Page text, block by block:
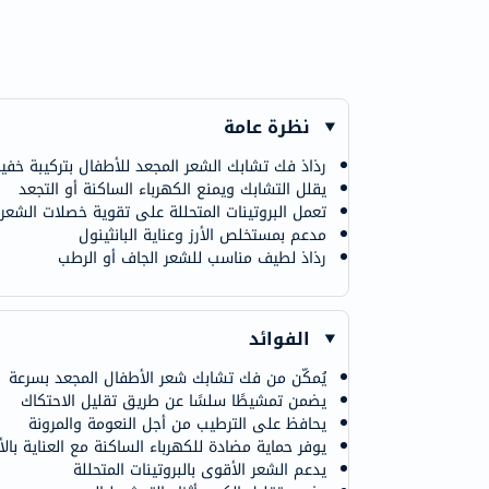
نظرة عامة
رذاذ فك تشابك الشعر المجعد للأطفال بتركيبة
يقلل التشابك ويمنع الكهرباء الساكنة أو التجعد
تعمل البروتينات المتحللة على تقوية خصلات
مدعم بمستخلص الأرز وعناية البانثينول
رذاذ لطيف مناسب للشعر الجاف أو الرطب
الفوائد
يُمكّن من فك تشابك شعر الأطفال المجعد بسرعة
يضمن تمشيطًا سلسًا عن طريق تقليل الاحتكاك
يحافظ على الترطيب من أجل النعومة والمرونة
يوفر حماية مضادة للكهرباء الساكنة مع العناية
يدعم الشعر الأقوى بالبروتينات المتحللة